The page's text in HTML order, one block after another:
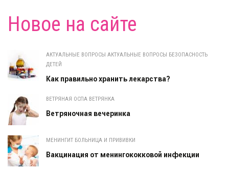
Новое на сайте
АКТУАЛЬНЫЕ ВОПРОСЫ АКТУАЛЬНЫЕ ВОПРОСЫ БЕЗОПАСНОСТЬ
ДЕТЕЙ
Как правильно хранить лекарства?
ВЕТРЯНАЯ ОСПА ВЕТРЯНКА
Ветряночная вечеринка
МЕНИНГИТ БОЛЬНИЦА И ПРИВИВКИ
Вакцинация от менингококковой инфекции